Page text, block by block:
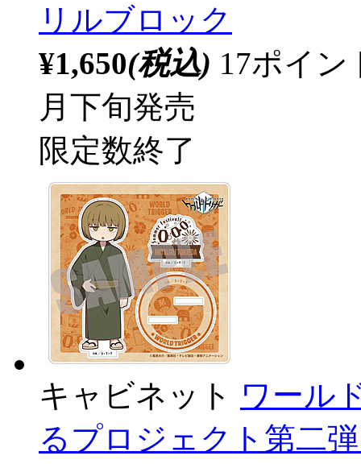
リルブロック
¥1,650(税込) 17ポイ
月下旬発売
限定数終了
キャビネット ワール
るプロジェクト第二